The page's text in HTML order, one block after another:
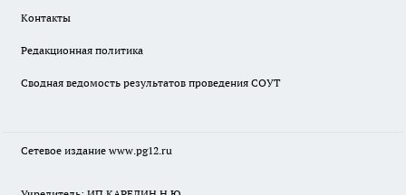
Контакты
Редакционная политика
Сводная ведомость результатов проведения СОУТ
Сетевое издание www.pg12.ru